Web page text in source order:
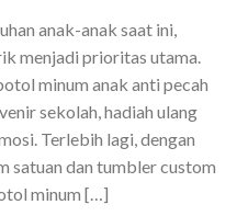
anak-anak saat ini,
menjadi prioritas utama.
minum anak anti pecah
sekolah, hadiah ulang
Terlebih lagi, dengan
satuan dan tumbler custom
minum […]